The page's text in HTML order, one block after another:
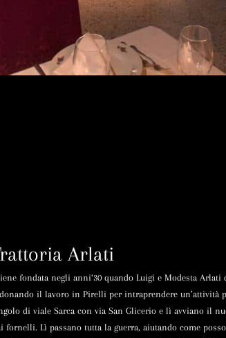
Arlati
fondata negli anni‘30 quando Luigi e Modesta
il lavoro in Pirelli per intraprendere un’attività
di viale Sarca con via San Glicerio e lì avviano il
fornelli. Lì passano tutta la guerra, aiutando come